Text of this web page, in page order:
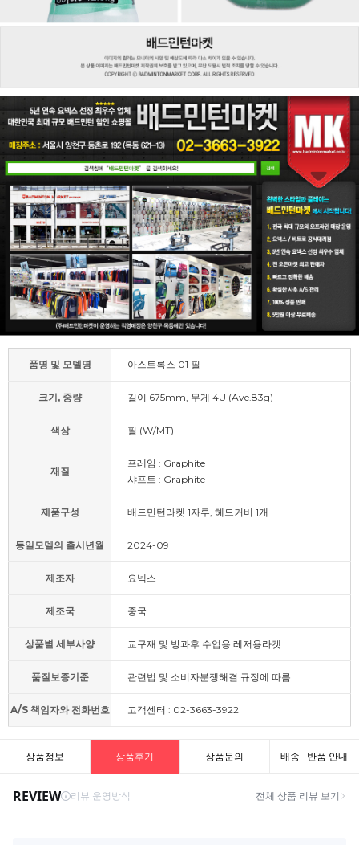
품명 및 모델명 아스트록스 01 필
크기, 중량 길이 675mm, 무게 4U (Ave.83g)
색상 필 (W/MT)
재질
프레임 : Graphite
샤프트 : Graphite
제품구성 배드민턴라켓 1자루, 헤드커버 1개
동일모델의 출시년월 2024-09
제조자 요넥스
제조국 중국
상품별 세부사양 교구재 및 방과후 수업용 레저용라켓
품질보증기준 관련법 및 소비자분쟁해결 규정에 따름
A/S 책임자와 전화번호 고객센터 : 02-3663-3922
상품정보 상품후기 상품문의 배송 · 반품 안내